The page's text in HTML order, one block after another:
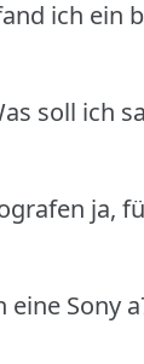
ich ein
soll ich
ja,
Sony